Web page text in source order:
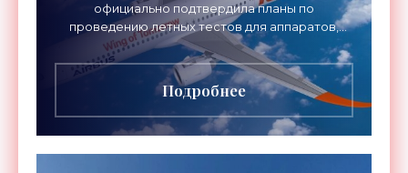
официально подтвердила планы по
проведению летных тестов для аппаратов,
созданных в рамках нового проекта «Крыло
будущего». Цель разработки
Подробнее